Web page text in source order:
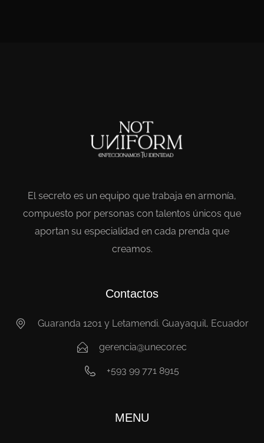
El secreto es un equipo que trabaja en armonía,
compuesto por personas con talentos únicos que
aportan su especialidad en cada prenda que
creamos.
Contactos
Guaranda 1201 y Letamendi. Guayaquil, Ecuador
gerencia@unecor.ec
+593 99 771 8915
MENU